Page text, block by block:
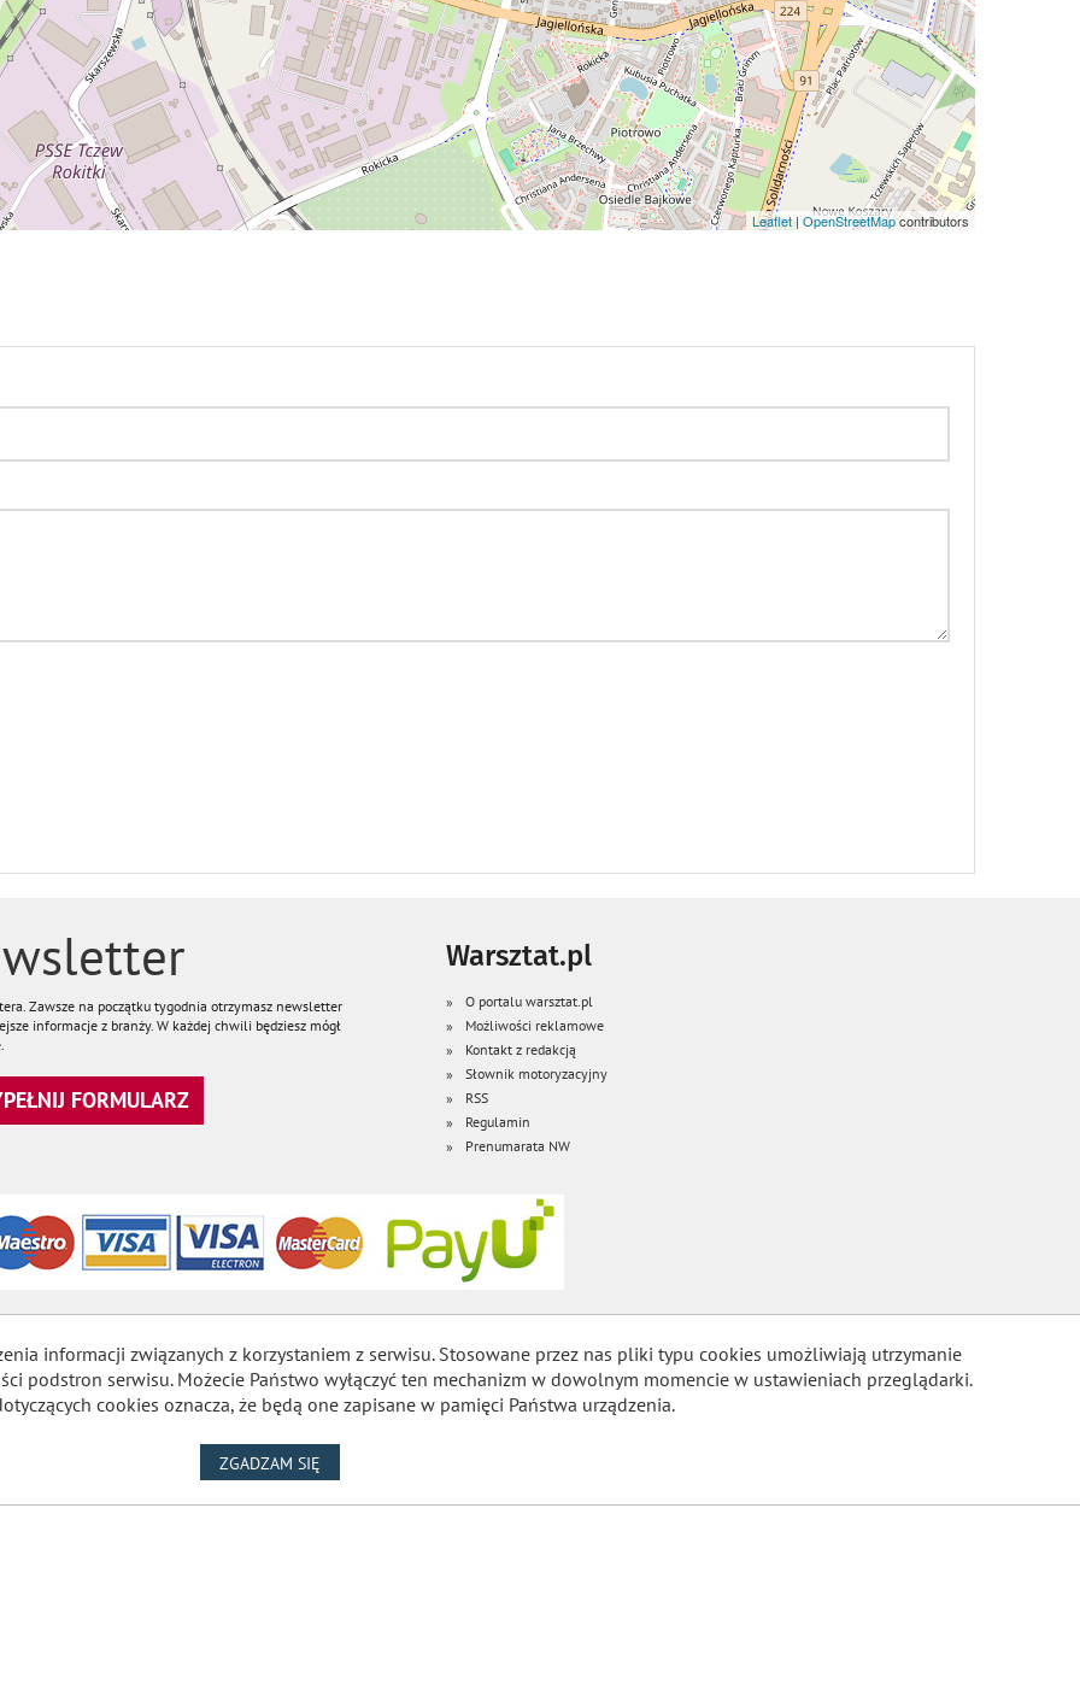
Leaflet | OpenStreetMapcontributors
Zawsze na początku tygodnia otrzymasz newsletter
informacje z branży. W każdej chwili będziesz mógł
FORMULARZ
Warsztat.pl
O portalu warsztat.pl
Możliwości reklamowe
Kontakt z redakcją
Słownik motoryzacyjny
RSS
Regulamin
Prenumarata NW
informacji związanych z korzystaniem z serwisu. Stosowane przez nas pliki typu cookies umożliwiają utrzymanie
podstron serwisu. Możecie Państwo wyłączyć ten mechanizm w dowolnym momencie w ustawieniach przeglądarki.
cookies oznacza, że będą one zapisane w pamięci Państwa urządzenia.
ZGADZAM SIĘ